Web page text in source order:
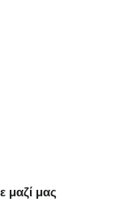
μαζί μας